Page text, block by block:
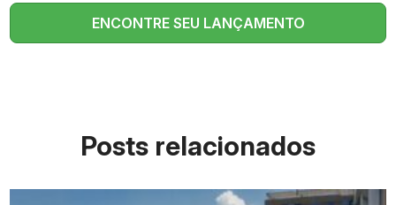
ENCONTRE SEU LANÇAMENTO
Posts relacionados